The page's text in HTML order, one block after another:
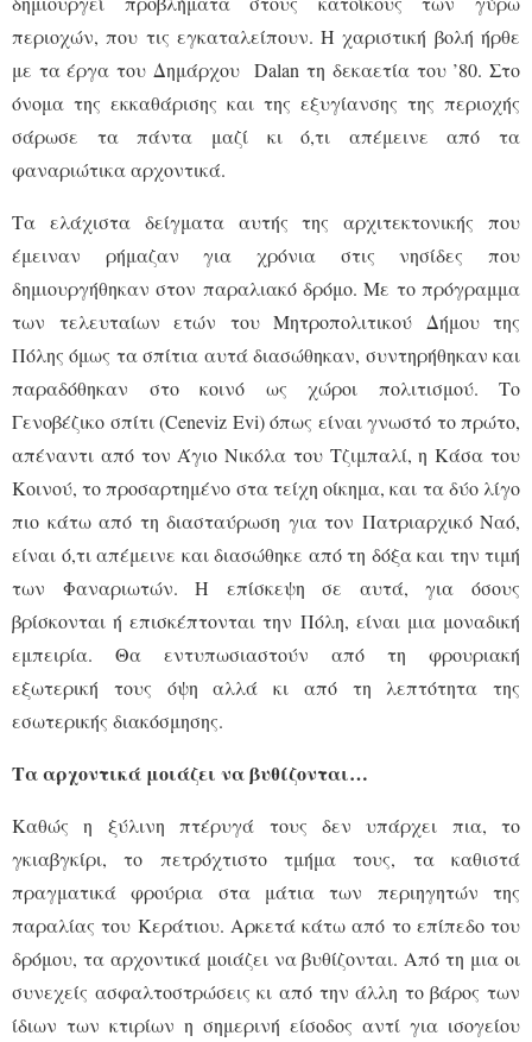
περιοχών, που τις εγκαταλείπουν. Η χαριστική βολή ήρθε
με τα έργα του Δημάρχου Dalan τη δεκαετία του ’80. Στο
όνομα της εκκαθάρισης και της εξυγίανσης της περιοχής
σάρωσε τα πάντα μαζί κι ό,τι απέμεινε από τα
φαναριώτικα αρχοντικά.
Τα ελάχιστα δείγματα αυτής της αρχιτεκτονικής που
έμειναν ρήμαζαν για χρόνια στις νησίδες που
δημιουργήθηκαν στον παραλιακό δρόμο. Με το πρόγραμμα
των τελευταίων ετών του Μητροπολιτικού Δήμου της
Πόλης όμως τα σπίτια αυτά διασώθηκαν, συντηρήθηκαν και
παραδόθηκαν στο κοινό ως χώροι πολιτισμού. Το
Γενοβέζικο σπίτι (Ceneviz Evi) όπως είναι γνωστό το πρώτο,
απέναντι από τον Άγιο Νικόλα του Τζιμπαλί, η Κάσα του
Κοινού, το προσαρτημένο στα τείχη οίκημα, και τα δύο λίγο
πιο κάτω από τη διασταύρωση για τον Πατριαρχικό Ναό,
είναι ό,τι απέμεινε και διασώθηκε από τη δόξα και την τιμή
των Φαναριωτών. Η επίσκεψη σε αυτά, για όσους
βρίσκονται ή επισκέπτονται την Πόλη, είναι μια μοναδική
εμπειρία. Θα εντυπωσιαστούν από τη φρουριακή
εξωτερική τους όψη αλλά κι από τη λεπτότητα της
εσωτερικής διακόσμησης.
Τα αρχοντικά μοιάζει να βυθίζονται…
Καθώς η ξύλινη πτέρυγά τους δεν υπάρχει πια, το
γκιαβγκίρι, το πετρόχτιστο τμήμα τους, τα καθιστά
πραγματικά φρούρια στα μάτια των περιηγητών της
παραλίας του Κεράτιου. Αρκετά κάτω από το επίπεδο του
δρόμου, τα αρχοντικά μοιάζει να βυθίζονται. Από τη μια οι
συνεχείς ασφαλτοστρώσεις κι από την άλλη το βάρος των
ίδιων των κτιρίων η σημερινή είσοδος αντί για ισογείου